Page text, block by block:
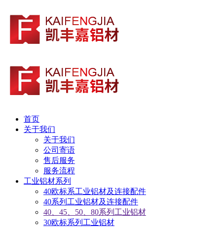
首页
关于我们
关于我们
公司寄语
售后服务
服务流程
工业铝材系列
40欧标系工业铝材及连接配件
40系列工业铝材及连接配件
40、45、50、80系列工业铝材
30欧标系列工业铝材